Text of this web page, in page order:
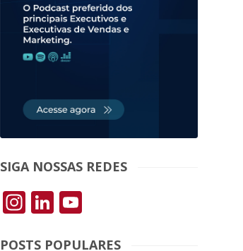
SIGA NOSSAS REDES
Instagram
LinkedIn
YouTube
POSTS POPULARES